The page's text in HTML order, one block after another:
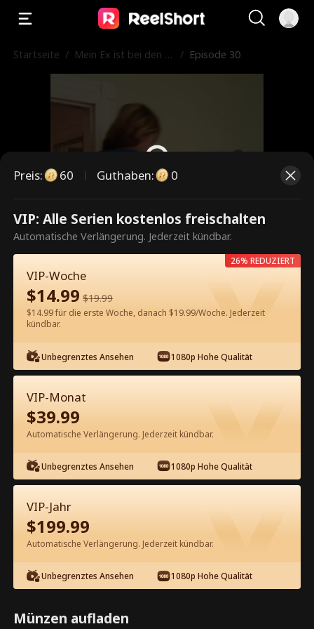
Startseite / Mein Ex ist bei den N
/ Episode 30
Dies ist eine kostenpflichtige
Episode. Bitte entsperren, um
60 Jetzt entsperren
Kostenlos in der App ansehen
Episode 30 - Mein Ex ist bei den Navy
SEALs Kompletter Film
0-49 50-85
30 31 32 33 34
Preis: 60 Guthaben: 0
VIP: Alle Serien kostenlos freischalten
Automatische Verlängerung. Jederzeit kündbar.
VIP-Woche
$14.99 $19.99
$14.99 für die erste Woche, danach $19.99/Woche. Jederzeit
kündbar.
Unbegrenztes Ansehen 1080p Hohe Qualität
26% REDUZIERT
VIP-Monat
$39.99
Automatische Verlängerung. Jederzeit kündbar.
Unbegrenztes Ansehen 1080p Hohe Qualität
VIP-Jahr
$199.99
Automatische Verlängerung. Jederzeit kündbar.
Unbegrenztes Ansehen 1080p Hohe Qualität
Münzen aufladen